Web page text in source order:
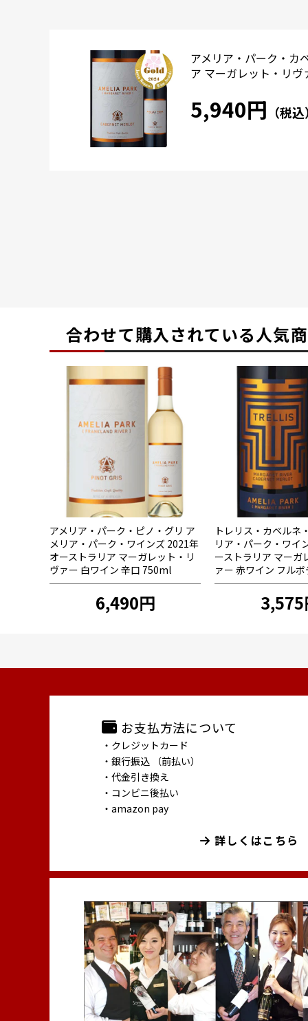
アメリア・パーク・カ
ア マーガレット・リ
5,940円 （税
合わせて購入されている人気
アメリア・パーク・ピノ・グリ ア
メリア・パーク・ワインズ 2021年
オーストラリア マーガレット・リ
ヴァー 白ワイン 辛口 750ml
6,490円
トレリス・カベルネ
リア・パーク・ワイ
ーストラリア マーガ
ァー 赤ワイン フル
3,575
お支払方法について
・クレジットカード
・銀行振込 （前払い）
・代金引き換え
・コンビニ後払い
・amazon pay
詳しくはこちら